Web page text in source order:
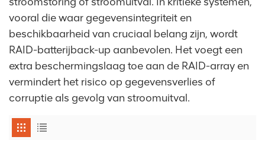
vooral die waar gegevensintegriteit en
beschikbaarheid van cruciaal belang zijn, wordt
RAID-batterijback-up aanbevolen. Het voegt een
extra beschermingslaag toe aan de RAID-array en
vermindert het risico op gegevensverlies of
corruptie als gevolg van stroomuitval.